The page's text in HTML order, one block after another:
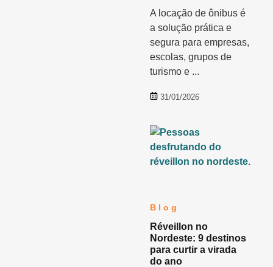
A locação de ônibus é
a solução prática e
segura para empresas,
escolas, grupos de
turismo e ...
31/01/2026
Blog
Réveillon no
Nordeste: 9 destinos
para curtir a virada
do ano